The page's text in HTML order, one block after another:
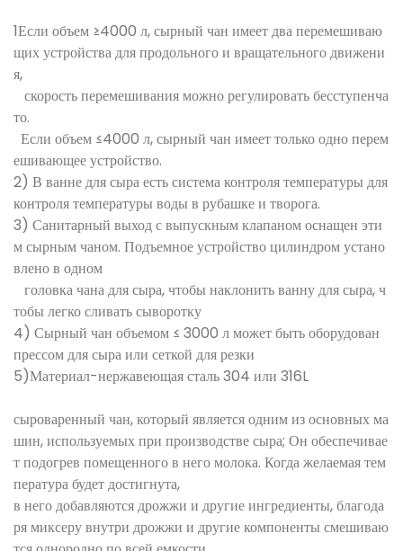
1Если объем ≥4000 л, сырный чан имеет два перемешиваю
щих устройства для продольного и вращательного движени
я,
скорость перемешивания можно регулировать бесступенча
то.
Если объем ≤4000 л, сырный чан имеет только одно перем
ешивающее устройство.
2) В ванне для сыра есть система контроля температуры для
контроля температуры воды в рубашке и творога.
3) Санитарный выход с выпускным клапаном оснащен эти
м сырным чаном. Подъемное устройство цилиндром устано
влено в одном
головка чана для сыра, чтобы наклонить ванну для сыра, ч
тобы легко сливать сыворотку
4) Сырный чан объемом ≤ 3000 л может быть оборудован
прессом для сыра или сеткой для резки
5)Материал-нержавеющая сталь 304 или 316L
сыроваренный чан, который является одним из основных ма
шин, используемых при производстве сыра; Он обеспечивае
т подогрев помещенного в него молока. Когда желаемая тем
пература будет достигнута,
в него добавляются дрожжи и другие ингредиенты, благода
ря миксеру внутри дрожжи и другие компоненты смешиваю